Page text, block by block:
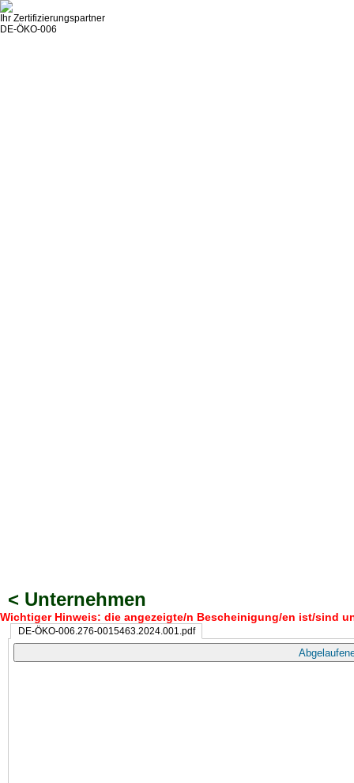
Ihr Zertifizierungspartner
DE-ÖKO-006
< Unternehmen
Wichtiger Hinweis: die angezeigte/n Bescheinigung/en ist/sind
DE-ÖKO-006.276-0015463.2024.001.pdf